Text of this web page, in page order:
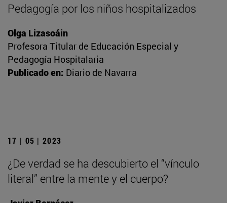
Pedagogía por los niños hospitalizados
Olga Lizasoáin
Profesora Titular de Educación Especial y
Pedagogía Hospitalaria
Publicado en: Diario de Navarra
17 | 05 | 2023
¿De verdad se ha descubierto el “vínculo
literal” entre la mente y el cuerpo?